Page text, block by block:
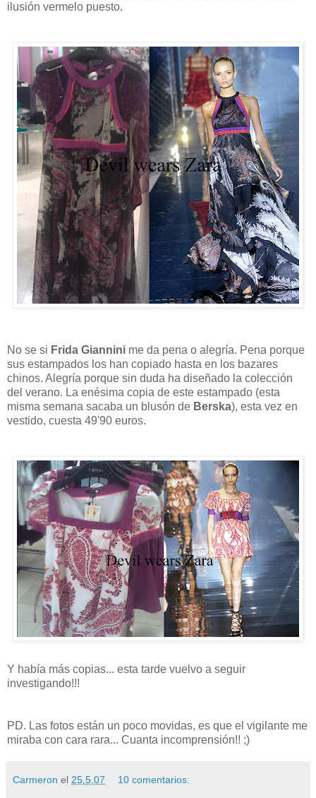
ilusión vermelo puesto.
No se si Frida Giannini me da pena o alegría. Pena porque
sus estampados los han copiado hasta en los bazares
chinos. Alegría porque sin duda ha diseñado la colección
del verano. La enésima copia de este estampado (esta
misma semana sacaba un blusón de Berska), esta vez en
vestido, cuesta 49'90 euros.
Y había más copias... esta tarde vuelvo a seguir
investigando!!!
PD. Las fotos están un poco movidas, es que el vigilante me
miraba con cara rara... Cuanta incomprensión!! ;)
Carmeron el 25.5.07 10 comentarios: